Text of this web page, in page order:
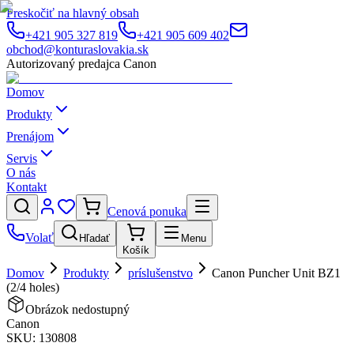
Preskočiť na hlavný obsah
+421 905 327 819
+421 905 609 402
obchod@konturaslovakia.sk
Autorizovaný predajca Canon
Domov
Produkty
Prenájom
Servis
O nás
Kontakt
Cenová ponuka
Volať
Hľadať
Košík
Menu
Domov Produkty príslušenstvo
Canon Puncher Unit BZ1
(2/4 holes)
Obrázok nedostupný
Canon
SKU: 130808